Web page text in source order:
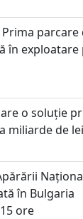
în exploatare
o soluție
miliarde de lei
în Bulgaria
ore